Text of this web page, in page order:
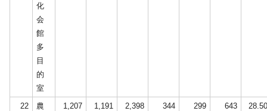
化
会
館
多
目
的
室
22
農
1,207 1,191 2,398 344 299 643 28.50